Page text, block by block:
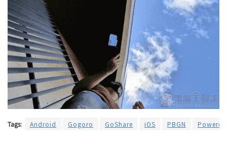
Tags: Android Gogoro GoShare iOS PBGN